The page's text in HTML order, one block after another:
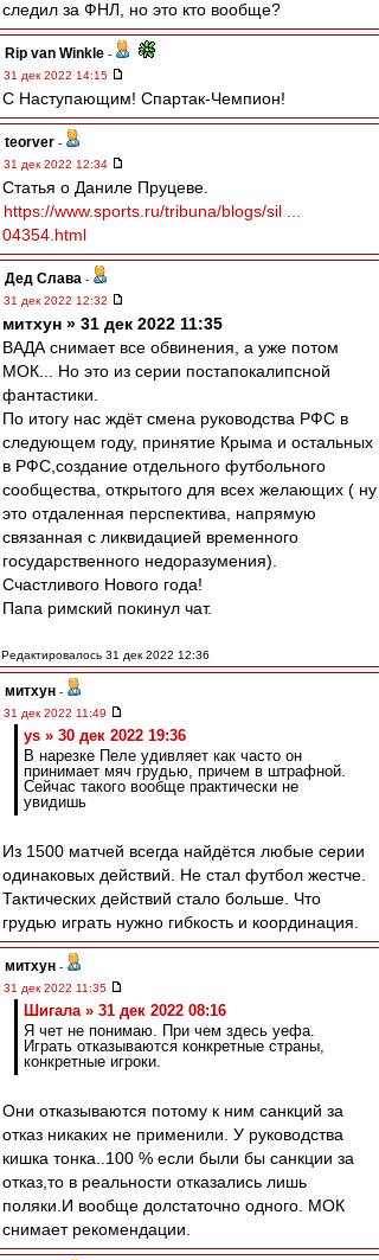
следил за ФНЛ, но это кто вообще?
Rip van Winkle -
31 дек 2022 14:15
С Наступающим! Спартак-Чемпион!
teorver -
31 дек 2022 12:34
Статья о Даниле Пруцеве.
https://www.sports.ru/tribuna/blogs/sil ...
04354.html
Дед Слава -
31 дек 2022 12:32
митхун » 31 дек 2022 11:35
ВАДА снимает все обвинения, а уже потом
МОК... Но это из серии постапокалипсной
фантастики.
По итогу нас ждёт смена руководства РФС в
следующем году, принятие Крыма и остальных
в РФС,создание отдельного футбольного
сообщества, открытого для всех желающих ( ну
это отдаленная перспектива, напрямую
связанная с ликвидацией временного
государственного недоразумения).
Счастливого Нового года!
Папа римский покинул чат.
Редактировалось 31 дек 2022 12:36
митхун -
31 дек 2022 11:49
ys » 30 дек 2022 19:36
В нарезке Пеле удивляет как часто он
принимает мяч грудью, причем в штрафной.
Сейчас такого вообще практически не
увидишь
Из 1500 матчей всегда найдётся любые серии
одинаковых действий. Не стал футбол жестче.
Тактических действий стало больше. Что
грудью играть нужно гибкость и координация.
митхун -
31 дек 2022 11:35
Шигала » 31 дек 2022 08:16
Я чет не понимаю. При чем здесь уефа.
Играть отказываются конкретные страны,
конкретные игроки.
Они отказываются потому к ним санкций за
отказ никаких не применили. У руководства
кишка тонка..100 % если были бы санкции за
отказ,то в реальности отказались лишь
поляки.И вообще долстаточно одного. МОК
снимает рекомендации.